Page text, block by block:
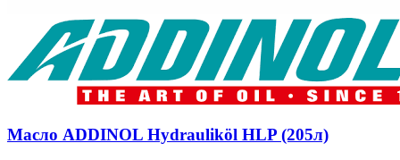
Масло ADDINOL Hydrauliköl HLP (205л)